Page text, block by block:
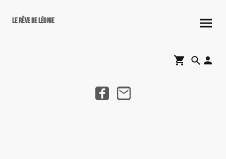
Le rêve de Léonie